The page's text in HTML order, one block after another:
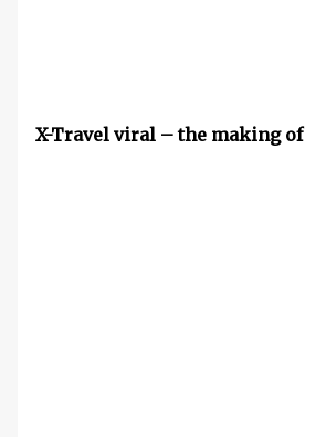
X-Travel viral – the making of